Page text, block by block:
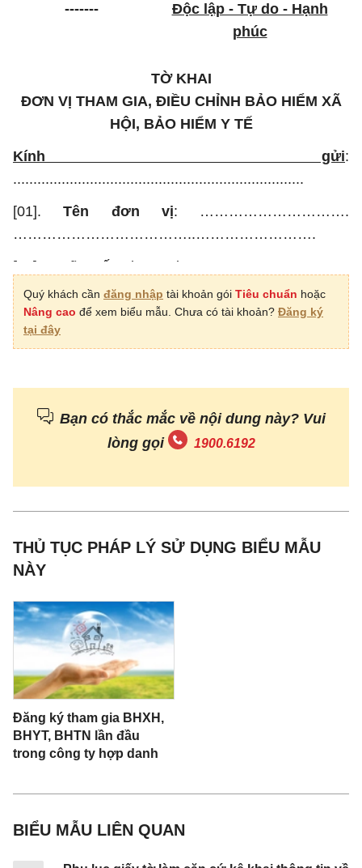
-------
Độc lập - Tự do - Hạnh
phúc
TỜ KHAI
ĐƠN VỊ THAM GIA, ĐIỀU CHỈNH BẢO HIỂM XÃ
HỘI, BẢO HIỂM Y TẾ
Kính gửi:
........................................................................
[01].Tên đơn vị: ………………………….
………………………………..…………………….
[02]. Mã số đơn vị: ………………………….
……………………………………………………
[03]. Mã số thuế: ………………………….
………………………………..…………………….
……..
[05]. Địa chỉ giao dịch hoặc liên hệ:
…………………………………………..
Địa chỉ email …………………………
[08]. Quyết định thành lập/Giấy phép đăng ký kinh
doanh: ……………………………………
[09.1]. Số:………………………………. ; [09.2]. Nơi
cấp: ……………………………………
[10]. Phương thức đóng khác: [10.1]. 03 tháng một
……………………………….
Quý khách cần đăng nhập tài khoản gói Tiêu chuẩn hoặc
Nâng cao để xem biểu mẫu. Chưa có tài khoản? Đăng ký
tại đây
Bạn có thắc mắc về nội dung này? Vui
lòng gọi
1900.6192
THỦ TỤC PHÁP LÝ SỬ DỤNG BIỂU MẪU
NÀY
Đăng ký tham gia BHXH,
BHYT, BHTN lần đầu
trong công ty hợp danh
BIỂU MẪU LIÊN QUAN